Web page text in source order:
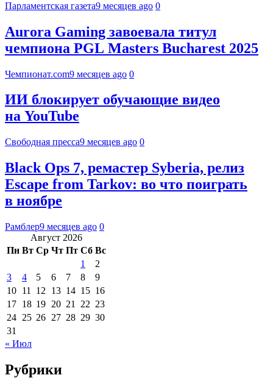
Парламентская газета9 месяцев ago 0
Aurora Gaming завоевала титул
чемпиона PGL Masters Bucharest 2025
Чемпионат.com9 месяцев ago 0
ИИ блокирует обучающие видео
на YouTube
Свободная пресса9 месяцев ago 0
Black Ops 7, ремастер Syberia, релиз
Escape from Tarkov: во что поиграть
в ноябре
Рамблер9 месяцев ago 0
Август 2026
Пн Вт Ср Чт Пт Сб Вс
1
2
3
4 5 6 7 8
9
10 11 12 13 14 15 16
17 18 19 20 21 22 23
24 25 26 27 28 29 30
31
« Июл
Рубрики